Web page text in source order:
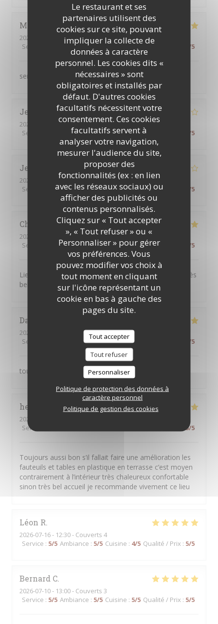
Le restaurant et ses
partenaires utilisent des
cookies sur ce site, pouvant
impliquer la collecte de
données à caractère
personnel. Les cookies dits «
nécessaires » sont
obligatoires et installés par
défaut. D'autres cookies
facultatifs nécessitent votre
consentement. Ces cookies
facultatifs servent à
analyser votre navigation,
mesurer l'audience du site,
proposer des
fonctionnalités (ex : en lien
avec les réseaux sociaux) ou
afficher des publicités ou
contenus personnalisés.
Cliquez sur « Tout accepter
», « Tout refuser » ou «
Personnaliser » pour gérer
vos préférences. Vous
pouvez modifier vos choix à
tout moment en cliquant
sur l'icône représentant un
cookie en bas à gauche des
pages du site.
Tout accepter
Tout refuser
Personnaliser
Politique de protection des données à
caractère personnel
Politique de gestion des cookies
Martine
2026-07-30
- 12:30 - Couverts 2
Service
Ambiance :5/5 Cuisine: 5/5 Qualité / Prix /5
service au top produits servis de qualité
Jenny
2026-08-01
- 13:00 - Couverts 2
Service
Ambiance:4/5 Cuisine:5/5 Qualité / Prix /5
Jean-Marc
2026-07-30
- 12:00 - Couverts 4
Service
/5 Ambiance:4/5 Cuisine:5/5 Qualité / Prix /5
Christel D
2026-07-25
- 13:00 - Couverts 3
Service
Ambiance: 5/5 Cuisine:4/5 Qualité / Prix /5
Lieu très agréable. Personnel souriant et à l’écoute. Très
belle expérience.
Daniel
2026-07-26
- 12:30 - Couverts 2
Service
Ambiance:5/5 Cuisine:5 /5
toujours satisfait
hervé
2026-07-25
Service
5/5
Toujours aussi bon s’il fallait faire une amélioration les
fauteuils et tables en plastique en terrasse c’est moyen
contrairement à l’intérieur très chaleureux confortable
sinon très bel accueil je recommande vivement ce lieu
Léon R
2026-07-16- 12:30 - Couverts 4
Service : 5/5 Ambiance : 5/5 Cuisine : 4/5 Qualité / Prix : 5/5
Bernard C
2026-07-10- 13:00 - Couverts 3
Service : 5/5 Ambiance : 5/5 Cuisine : 5/5 Qualité / Prix : 5/5